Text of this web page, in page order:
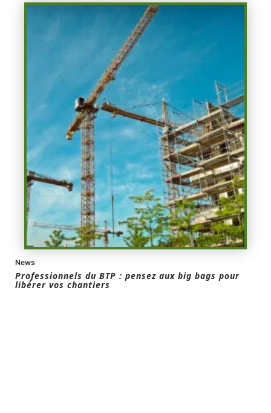
News
Professionnels du BTP : pensez aux big bags pour
libérer vos chantiers